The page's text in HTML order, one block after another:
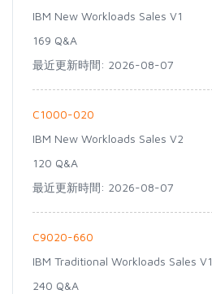
IBM New Workloads Sales V1
169 Q&A
最近更新時間: 2026-08-07
C1000-020
IBM New Workloads Sales V2
120 Q&A
最近更新時間: 2026-08-07
C9020-660
IBM Traditional Workloads Sales V1
240 Q&A